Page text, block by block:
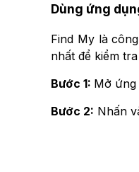
Dùng ứng
Find My là
nhất để kiểm
Bước 1: Mở ứng
Bước 2: Nhấn